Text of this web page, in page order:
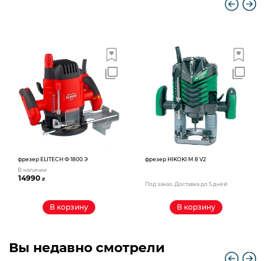
фрезер ELITECH Ф 1800 Э
В наличии
14990₽
В корзину
фрезер HIKOKI М 8 V2
Под заказ. Доставка до 5 дней
В корзину
Вы недавно смотрели